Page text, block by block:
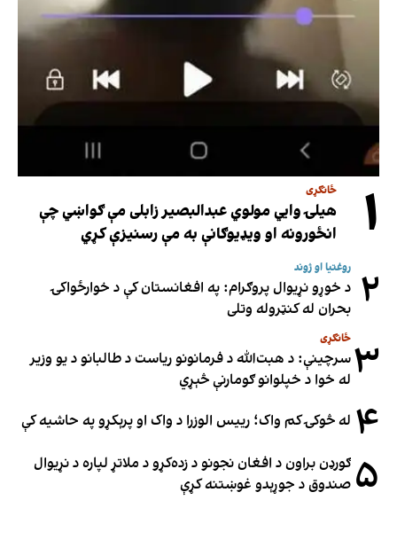
۱ ځانګړی
هیلۍ وایي مولوي عبدالبصیر زابلی مې ګواښي چې
انځورونه او ویډیوګانې به مې رسنیزې کړي
۲ روغتیا او ژوند
د خوړو نړیوال پروګرام: په افغانستان کې د خوارځواکۍ
بحران له کنټروله وتلی
۳ ځانګړی
سرچینې: د هبت‌الله د فرمانونو ریاست د طالبانو د یو وزیر
له خوا د خپلوانو ګومارنې څېړي
۴ له څوکۍ کم واک؛ رییس الوزرا د واک او پرېکړو په حاشیه کې
۵ ګورډن براون د افغان نجونو د زده‌کړو د ملاتړ لپاره د نړیوال
صندوق د جوړېدو غوښتنه کړې